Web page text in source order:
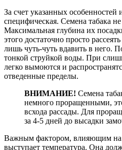
За счет указанных особенностей
специфическая. Семена табака
Максимальная глубина их
этого достаточно просто
лишь чуть-чуть вдавить в него.
тонкой струйкой воды. При
легко вымоются и
отведенные пределы.
ВНИМАНИЕ! Семена
немного проращенными,
всхода рассады. Для
за 4-5 дней до высадки
Важным фактором, влияющим на
выступает температура. Она